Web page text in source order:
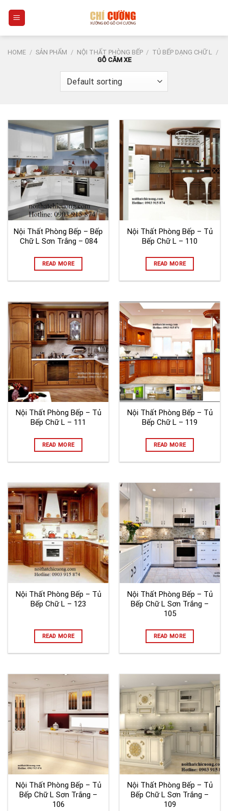
HOME / SẢN PHẨM / NỘI THẤT PHÒNG BẾP / TỦ BẾP DẠNG CHỮ L /
GỖ CĂM XE
Nội Thất Phòng Bếp – Bếp
Chữ L Sơn Trắng – 084
READ MORE
Nội Thất Phòng Bếp – Tủ
Bếp Chữ L – 110
READ MORE
Nội Thất Phòng Bếp – Tủ
Bếp Chữ L – 111
READ MORE
Nội Thất Phòng Bếp – Tủ
Bếp Chữ L – 119
READ MORE
Nội Thất Phòng Bếp – Tủ
Bếp Chữ L – 123
READ MORE
Nội Thất Phòng Bếp – Tủ
Bếp Chữ L Sơn Trắng –
105
READ MORE
Nội Thất Phòng Bếp – Tủ
Bếp Chữ L Sơn Trắng –
106
Nội Thất Phòng Bếp – Tủ
Bếp Chữ L Sơn Trắng –
109